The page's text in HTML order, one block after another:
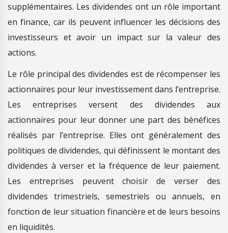
supplémentaires. Les dividendes ont un rôle important
en finance, car ils peuvent influencer les décisions des
investisseurs et avoir un impact sur la valeur des
actions.
Le rôle principal des dividendes est de récompenser les
actionnaires pour leur investissement dans l’entreprise.
Les entreprises versent des dividendes aux
actionnaires pour leur donner une part des bénéfices
réalisés par l’entreprise. Elles ont généralement des
politiques de dividendes, qui définissent le montant des
dividendes à verser et la fréquence de leur paiement.
Les entreprises peuvent choisir de verser des
dividendes trimestriels, semestriels ou annuels, en
fonction de leur situation financière et de leurs besoins
en liquidités.